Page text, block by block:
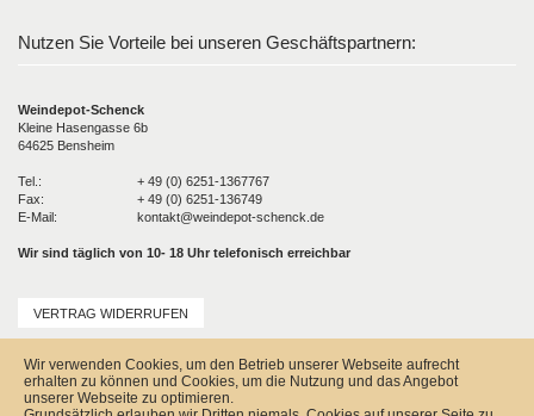
Nutzen Sie Vorteile bei unseren Geschäftspartnern:
Weindepot-Schenck
Kleine Hasengasse 6b
64625 Bensheim
Tel.:
+ 49 (0) 6251-1367767
Fax:
+ 49 (0) 6251-136749
E-Mail:
kontakt@weindepot-schenck.de
Wir sind täglich von 10- 18 Uhr telefonisch erreichbar
VERTRAG WIDERRUFEN
Versandkosten
Kontakt
Zahlungsmöglichkeiten
Wir verwenden Cookies, um den Betrieb unserer Webseite aufrecht
erhalten zu können und Cookies, um die Nutzung und das Angebot
unserer Webseite zu optimieren.